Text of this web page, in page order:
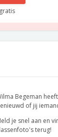
Begeman
of jij
je snel aan en
terug!